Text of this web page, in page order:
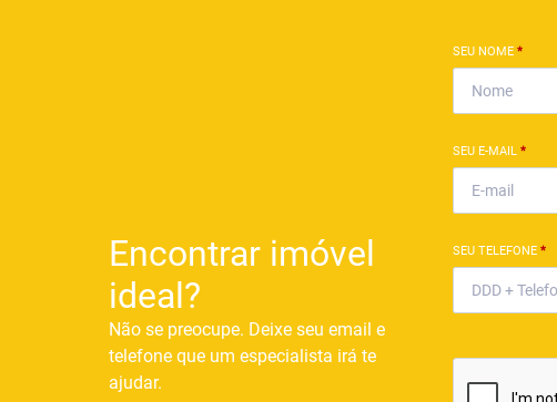
Encontrar imóvel
ideal?
Não se preocupe. Deixe seu email e
telefone que um especialista irá te
ajudar.
SEU NOME *
SEU E-MAIL *
SEU TELEFONE *